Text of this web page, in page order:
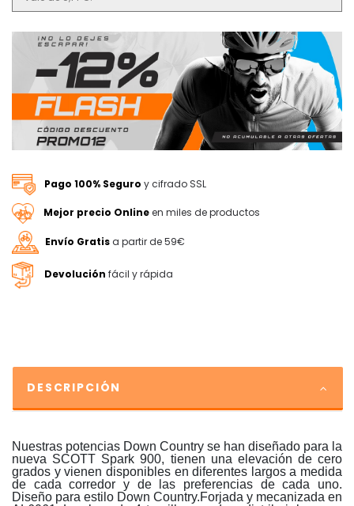
Pago 100% Seguro y cifrado SSL
Mejor precio Onlineen miles de productos
Envío Gratisa partir de 59€
Devolución fácil y rápida
DESCRIPCIÓN
Nuestras potencias Down Country se han diseñado para la
nueva SCOTT Spark 900, tienen una elevación de cero
grados y vienen disponibles en diferentes largos a medida
de cada corredor y de las preferencias de cada uno.
Diseño para estilo Down Country.Forjada y mecanizada en